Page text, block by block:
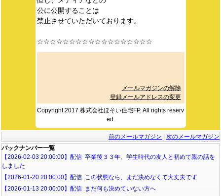
公に公開することは
禁止させていただいております。
☆☆☆☆☆☆☆☆☆☆☆☆☆☆☆☆☆☆
メールマガジンの解除
登録メールアドレスの変更
Copyright 2017 株式会社ほそい住宅FP. All rights reserv
ed.
前のメールマガジン
次のメールマガジン
バックナンバー一覧
【2026-02-03 20:00:00】配信 卒業後３３年、学生時代の友人と初めて親の話を
しました
【2026-01-20 20:00:00】配信 この状態なら、まだ決めなくて大丈夫です
【2026-01-13 20:00:00】配信 まだ何も決めていない方へ